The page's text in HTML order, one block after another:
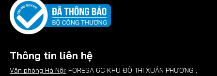
Thông tin liên hệ
Văn phòng Hà Nội: FORESA 6C KHU ĐÔ THI XUÂN PHƯƠNG ,